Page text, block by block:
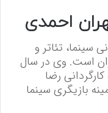
احمدی
سینما، تئاتر و
اسفند ۱۳۵۲ در تهران است. وی در سال
کارگردانی رضا
بازیگری سینما